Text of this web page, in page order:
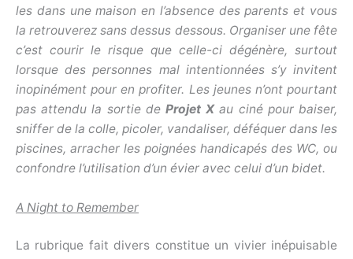
les dans une maison en l’absence des parents et vous
la retrouverez sans dessus dessous. Organiser une fête
c’est courir le risque que celle-ci dégénère, surtout
lorsque des personnes mal intentionnées s’y invitent
inopinément pour en profiter. Les jeunes n’ont pourtant
pas attendu la sortie de Projet X au ciné pour baiser,
sniffer de la colle, picoler, vandaliser, déféquer dans les
piscines, arracher les poignées handicapés des WC, ou
confondre l’utilisation d’un évier avec celui d’un bidet.
A Night to Remember
La rubrique fait divers constitue un vivier inépuisable